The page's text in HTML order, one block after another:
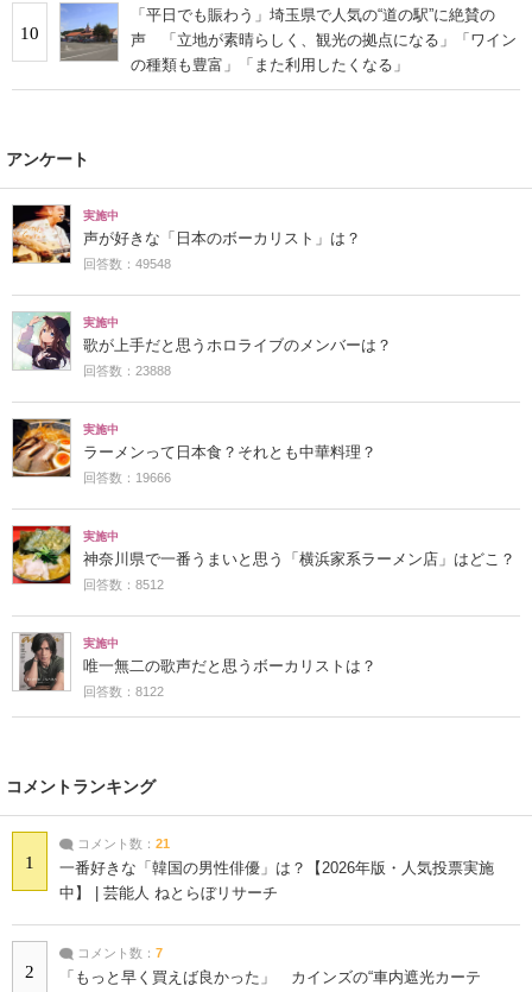
10
「平日でも賑わう」埼玉県で人気の“道の駅”に絶賛の
声 「立地が素晴らしく、観光の拠点になる」「ワイン
の種類も豊富」「また利用したくなる」
アンケート
実施中
声が好きな「日本のボーカリスト」は？
回答数：49548
実施中
歌が上手だと思うホロライブのメンバーは？
回答数：23888
実施中
ラーメンって日本食？それとも中華料理？
回答数：19666
実施中
神奈川県で一番うまいと思う「横浜家系ラーメン店」はどこ？
回答数：8512
実施中
唯一無二の歌声だと思うボーカリストは？
回答数：8122
コメントランキング
1
コメント数： 21
一番好きな「韓国の男性俳優」は？【2026年版・人気投票実施
中】 | 芸能人 ねとらぼリサーチ
2
コメント数： 7
「もっと早く買えば良かった」 カインズの“車内遮光カーテ